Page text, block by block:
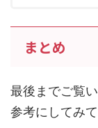
まとめ
最後までご覧
参考にしてみ